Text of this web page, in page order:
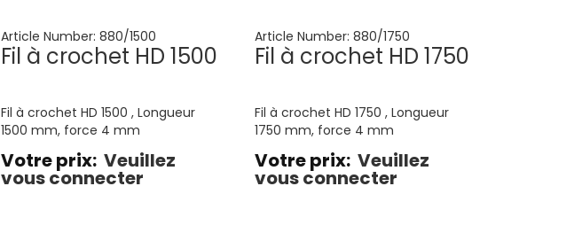
Article Number: 880/1500
Fil à crochet HD 1500
Fil à crochet HD 1500 , Longueur
1500 mm, force 4 mm
Votre prix: Veuillez
vous connecter
Article Number: 880/1750
Fil à crochet HD 1750
Fil à crochet HD 1750 , Longueur
1750 mm, force 4 mm
Votre prix: Veuillez
vous connecter